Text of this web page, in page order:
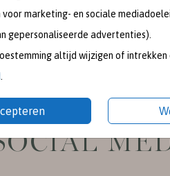
voor marketing- en sociale
gepersonaliseerde advertenties).
altijd wijzigen of intrekken
meet me on